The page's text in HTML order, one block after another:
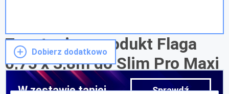
Zapytanie o produkt Flaga
0,75 x 3,8m do Slim Pro Maxi
Dobierz dodatkowo
W zestawie taniej